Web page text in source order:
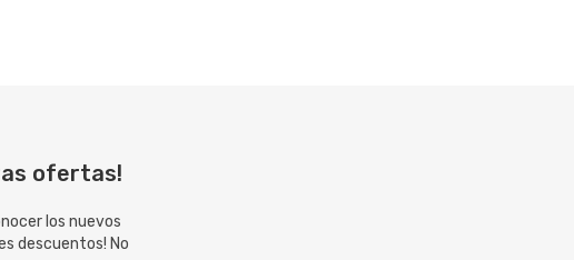
ofertas!
los nuevos
descuentos! No